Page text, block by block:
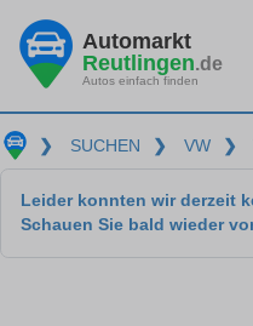
Automarkt
Reutlingen.de
Autos einfach finden
❯ SUCHEN ❯ VW ❯
Leider konnten wir derzeit
Schauen Sie bald wieder